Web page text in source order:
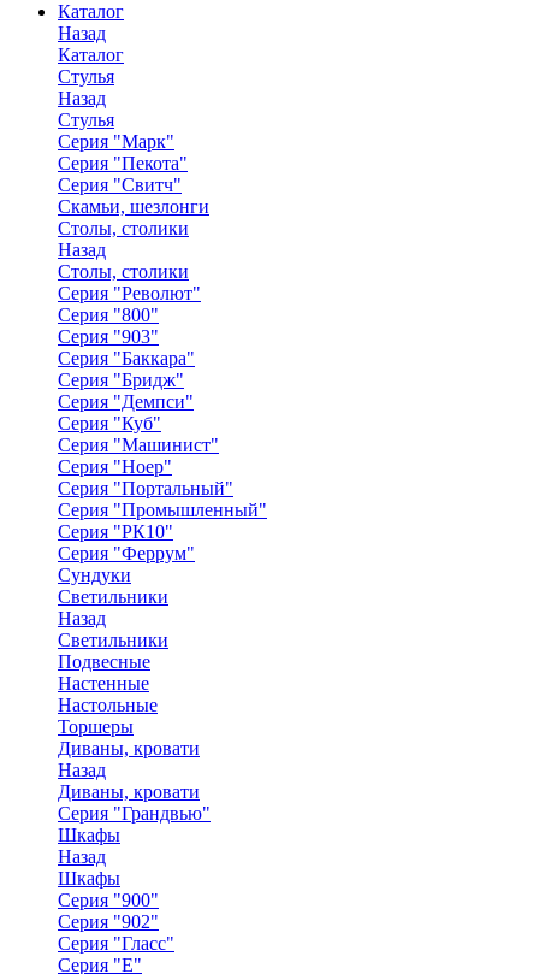
Каталог
Назад
Каталог
Стулья
Назад
Стулья
Серия "Марк"
Серия "Пекота"
Серия "Свитч"
Скамьи, шезлонги
Столы, столики
Назад
Столы, столики
Серия "Револют"
Серия "800"
Серия "903"
Серия "Баккара"
Серия "Бридж"
Серия "Демпси"
Серия "Куб"
Серия "Машинист"
Серия "Ноер"
Серия "Портальный"
Серия "Промышленный"
Серия "РК10"
Серия "Феррум"
Сундуки
Светильники
Назад
Светильники
Подвесные
Настенные
Настольные
Торшеры
Диваны, кровати
Назад
Диваны, кровати
Серия "Грандвью"
Шкафы
Назад
Шкафы
Серия "900"
Серия "902"
Серия "Гласс"
Серия "Е"